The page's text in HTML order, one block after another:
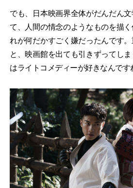
でも、日本映画界全体がだんだん
て、人間の情念のようなものを描
れが何だかすごく嫌だったんです
と、映画館を出ても引きずってし
はライトコメディーが好きなんです